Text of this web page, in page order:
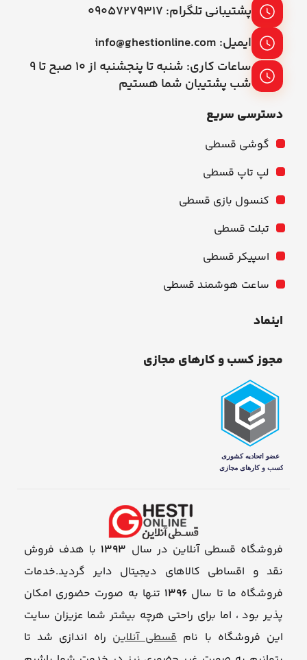
پشتیبانی تلگرام: ۰۹۰۵۷۲۷۹۳۱۷
ایمیل: info@ghestionline.com
ساعات کاری: شنبه تا پنجشنبه از ۱۰ صبح تا ۹
شب پشتیبان شما هستیم
دسترسی سریع
گوشی قسطی
لپ تاپ قسطی
کنسول بازی قسطی
تبلت قسطی
اسپیکر قسطی
ساعت هوشمند قسطی
اینماد
مجوز کسب و کارهای مجازی
فروشگاه قسطی آنلاین در سال 1393 با هدف فروش
نقد و اقساطی کالاهای دیجیتال دایر گردید.خدمات
فروشگاه ما تا سال 1396 تنها به صورت حضوری امکان
پذیر بود ، اما برای راحتی هرچه بیشتر شما عزیزان سایت
این فروشگاه با نامقسطی آنلاین راه اندازی شد تا